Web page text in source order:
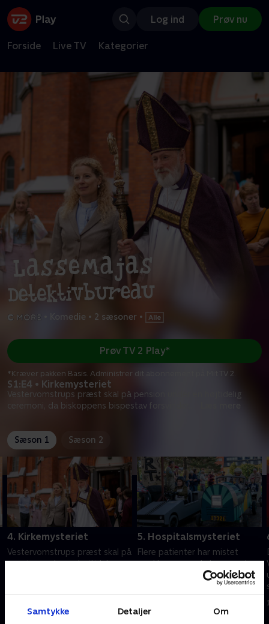
Samtykke Detaljer Om
Log ind Prøv nu
Forside Live TV Kategorier
Komedie • 2 sæsoner •
S1:E4 • Kirkemysteriet
Vestervomstrups præst skal på pension under en højtidelig
ceremoni, da biskoppens bispestav forsvinder.
Prøv TV 2 Play*
*Kræver pakken Basis. Administrer dit abonnement på Mit TV 2.
Sæson 1 Sæson 2
4. Kirkemysteriet
Vestervomstrups præst skal på
pension under en højtidelig
Maja indser, at de må blive i
kirken om natten.
5. Hospitalsmysteriet
Flere patienter har mistet
smykker, mens de har været
indlagt på hospitalet, men
ingen kan arresteres, så længe
man ikke kan finde de
forsvundne smykker.